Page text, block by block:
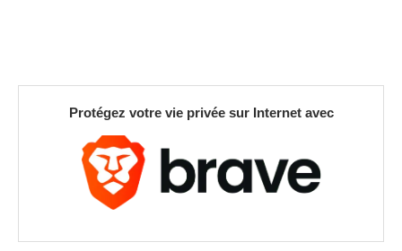
Protégez votre vie privée sur Internet avec